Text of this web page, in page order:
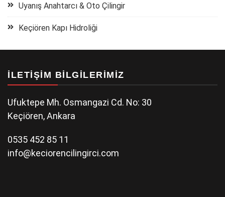
Uyanış Anahtarcı & Oto Çilingir
Keçiören Kapı Hidroliği
İLETIŞIM BILGILERIMIZ
Ufuktepe Mh. Osmangazi Cd. No: 30
Keçiören, Ankara
0535 452 85 11
info@keciorencilingirci.com